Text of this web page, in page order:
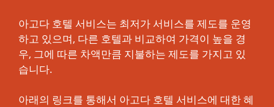
아고다 호텔 서비스는 최저가 서비스를 제도를 운영
하고 있으며, 다른 호텔과 비교하여 가격이 높을 경
우, 그에 따른 차액만큼 지불하는 제도를 가지고 있
습니다.
아래의 링크를 통해서 아고다 호텔 서비스에 대한 혜